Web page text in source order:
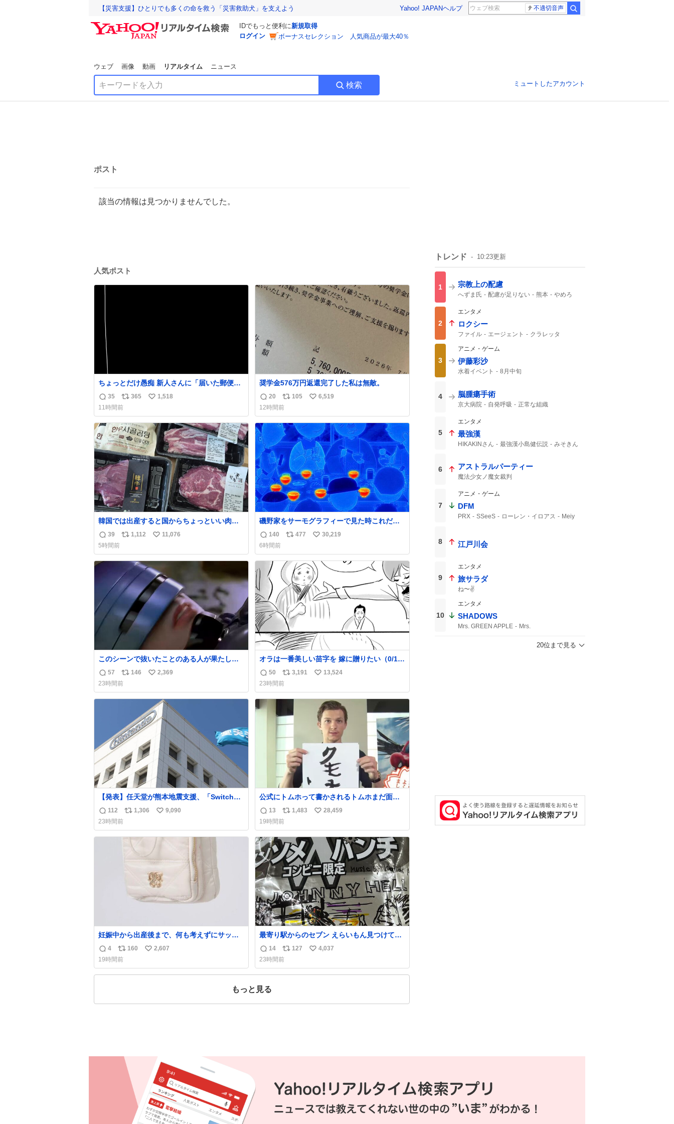
【災害支援】ひとりでも多くの命を救う「災害救助犬」を支えよう Yahoo! JAPANヘルプ 不適切音声
IDでもっと便利に新規取得
ログイン
ボーナスセレクション 人気商品が最大40％
ウェブ 画像 動画 リアルタイム ニュース
検索 ミュートしたアカウント
ポスト
該当の情報は見つかりませんでした。
人気ポスト
ちょっとだけ愚痴 新人さんに「届いた郵便物
をカッター（レターオープナー）で開けて」
って頼んだら、想定してたのは1枚目の赤い部
分を切って開ける、だったんだけど 2枚目の
封筒の真ん中にカッターで切れ込みを入れて
開ける、だったんよね……
返
信
数
35
リ
ポ
ス
ト
数
365
い
ね
数
1,518
11時間前
奨学金576万円返還完了した私は無敵。
返
信
数
20
リ
ポ
ス
ト
数
105
い
ね
数
6,519
12時間前
韓国では出産すると国からちょっといい肉が
届きます。産褥期に栄養を取れ！！！という
メッセージをビシバシ感じる
返
信
数
39
リ
ス
ト
数
1,112
い
ね
数
11,076
5時間前
磯野家をサーモグラフィーで見た時これだっ
たら怖い
返
信
数
140
リ
ス
ト
数
477
い
ね
数
30,219
6時間前
このシーンで抜いたことのある人が果たして
世にどれほどいることか このアカウントに辿
り着いた皆さんとは、ロボコップ2についてこ
れからもぜひ語り合っていきたい
返
信
数
57
リ
ポ
ス
146
い
ね
数
2,369
23時間前
オラは一番美しい苗字を 嫁に贈りたい（0/16)
#コルクマンガ専科
返
信
数
50
リ
ポ
ス
数
3,191
い
ね
数
13,524
23時間前
【発表】任天堂が熊本地震支援、「Switch
2」など無償修理へ 保証切れでも対象
news.livedoor.com/article/detail… 任天堂が
令和8年熊本地震の被災者支援として、災害救
助法適用地域からの同社製品の修理につい
て、27年2月1日まで無償で対応すると発表し
た。「Switch 2」や「Switch」「Joy-Con」
返
信
数
112
リ
ス
1,306
い
ね
数
9,090
23時間前
公式にトムホって書かされるトムホまだ面白
い
返
信
数
13
リ
ポ
ス
ト
数
1,483
い
ね
28,459
19時間前
妊娠中から出産後まで、何も考えずにサッと
持って行けるようなショルダーバッグが欲し
いな〜と思っていたのだけど snidelでめちゃ
くちゃピッタリなものを見つけたので買っ
た！✨ スマホと小物とペットボトルが入るの
返
信
数
4
リ
ポ
ス
160
い
ね
2,607
19時間前
最寄り駅からのセブン えらいもん見つけてし
まった これ売ってくれへんかな… #浅井健
一 #ポテチ #ロックの名盤
返
信
数
14
リ
ポ
ス
127
い
ね
4,037
23時間前
もっと見る
トレンド 10:23更新
1 宗教上の配慮
へずま氏 配慮が足りない 熊本
やめろ
2
エンタメ
ロクシー
ファイル エージェント クラレッタ
3
アニメ・ゲーム
伊藤彩沙
水着イベント 8月中旬
4 脳腫瘍手術
京大病院 自発呼吸
正常な組織
腫瘍でない
5
エンタメ
最強漢
HIKAKINさん 最強漢小島健伝説
みそきん
6 アストラルパーティー
魔法少女ノ魔女裁判
7
アニメ・ゲーム
DFM
PRX SSeeS ローレン・イロアス
Meiy
8 江戸川会
9
エンタメ
旅サラダ
ね〜✌️
10
エンタメ
SHADOWS
Mrs. GREEN APPLE Mrs.
20位まで見る